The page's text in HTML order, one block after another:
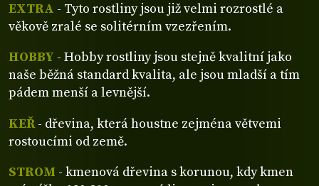
EXTRA - Tyto rostliny jsou již velmi rozrostlé a
věkově zralé se solitérním vzezřením.
HOBBY - Hobby rostliny jsou stejně kvalitní jako
naše běžná standard kvalita, ale jsou mladší a tím
pádem menší a levnější.
KEŘ- dřevina, která houstne zejména větvemi
rostoucími od země.
STROM - kmenová dřevina s korunou, kdy kmen